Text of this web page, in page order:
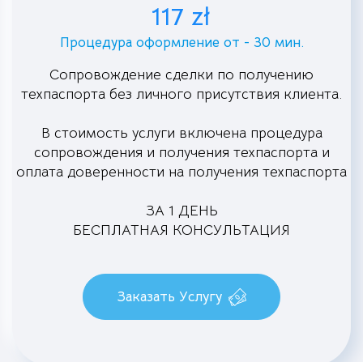
117 zł
Процедура оформление от - 30 мин.
Сопровождение сделки по получению
техпаспорта без личного присутствия клиента.
В стоимость услуги включена процедура
сопровождения и получения техпаспорта и
оплата доверенности на получения техпаспорта
ЗА 1 ДЕНЬ
БЕСПЛАТНАЯ КОНСУЛЬТАЦИЯ
Заказать Услугу